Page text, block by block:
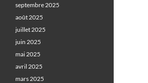
septembre 2025
août 2025
juillet 2025
juin 2025
mai 2025
avril 2025
mars 2025